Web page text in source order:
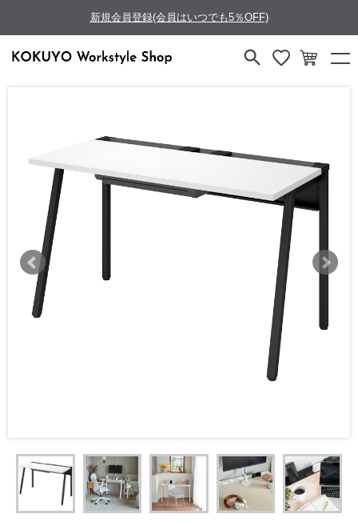
新規会員登録(会員はいつでも5％OFF)